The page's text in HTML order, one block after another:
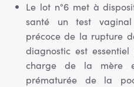
Le lot n°6 met à
santé un test
précoce de la rupture
diagnostic est
charge de la mère
prématurée de la